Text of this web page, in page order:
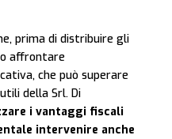
prima di distribuire gli
affrontare
che può superare
della Srl. Di
i vantaggi fiscali
intervenire anche